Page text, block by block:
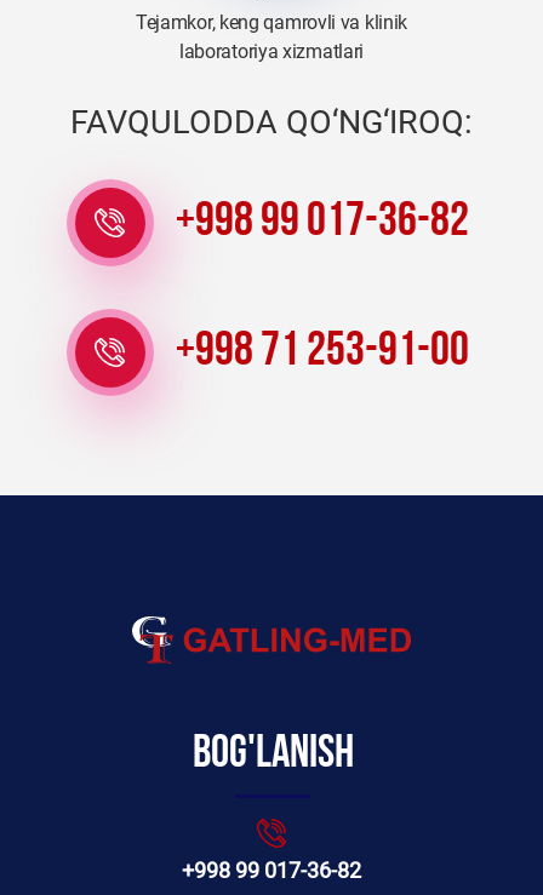
Tejamkor, keng qamrovli va klinik
laboratoriya xizmatlari
FAVQULODDA QO‘NG‘IROQ:
+998 99 017-36-82
+998 71 253-91-00
Bog'lanish
+998 99 017-36-82